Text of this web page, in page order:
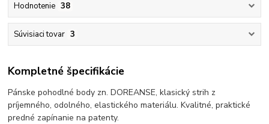
Hodnotenie 38
Súvisiaci tovar 3
Kompletné špecifikácie
Pánske pohodlné body zn. DOREANSE, klasický strih z
príjemného, odolného, elastického materiálu. Kvalitné, praktické
predné zapínanie na patenty.